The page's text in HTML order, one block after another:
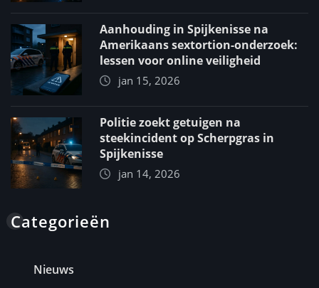
Aanhouding in Spijkenisse na
Amerikaans sextortion-onderzoek:
lessen voor online veiligheid
jan 15, 2026
Politie zoekt getuigen na
steekincident op Scherpgras in
Spijkenisse
jan 14, 2026
Categorieën
Nieuws